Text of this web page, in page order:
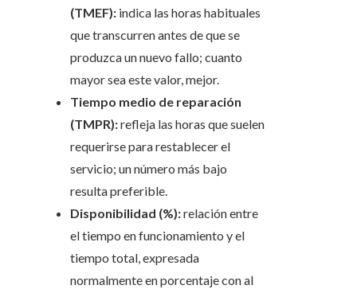
(TMEF): indica las horas habituales
que transcurren antes de que se
produzca un nuevo fallo; cuanto
mayor sea este valor, mejor.
Tiempo medio de reparación
(TMPR):refleja las horas que suelen
requerirse para restablecer el
servicio; un número más bajo
resulta preferible.
Disponibilidad (%):relación entre
el tiempo en funcionamiento y el
tiempo total, expresada
normalmente en porcentaje con al